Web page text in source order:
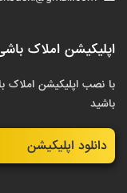
اپلیکیشن املاک
با نصب اپلیکیشن املاک
باشید
دانلود اپلیکیشن